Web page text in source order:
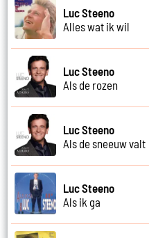
Luc Steeno
Alles wat ik wil
Luc Steeno
Als de rozen
Luc Steeno
Als de sneeuw valt
Luc Steeno
Als ik ga